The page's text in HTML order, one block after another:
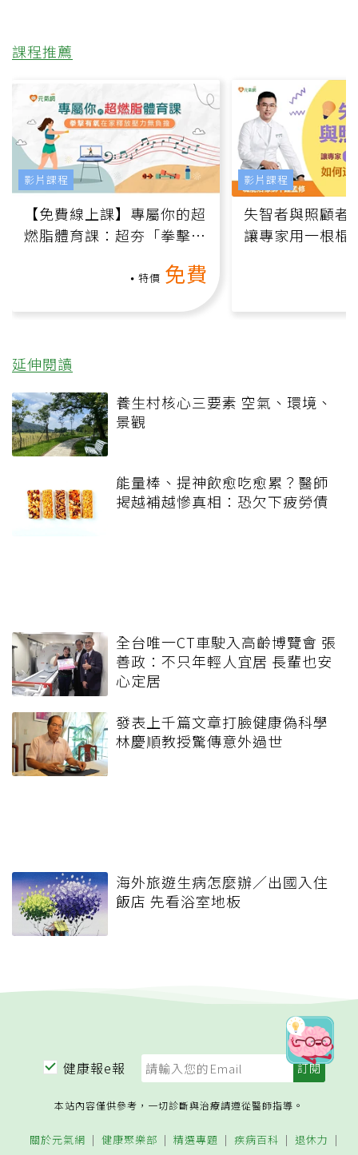
課程推薦
【免費線上課】專屬你的超
燃脂體育課：超夯「拳擊有
特價 免費
影片課程
失智者與照顧者
讓專家用一根棍
影片課程
延伸閱讀
養生村核心三要素 空氣、環境、
景觀
能量棒、提神飲愈吃愈累？醫師
揭越補越慘真相：恐欠下疲勞債
全台唯一CT車駛入高齡博覽會 張
善政：不只年輕人宜居 長輩也安
心定居
發表上千篇文章打臉健康偽科學
林慶順教授驚傳意外過世
海外旅遊生病怎麼辦／出國入住
飯店 先看浴室地板
健康報e報
本站內容僅供參考，一切診斷與治療請遵從醫師指導。
關於元氣網 健康聚樂部 精選專題 疾病百科 退休力